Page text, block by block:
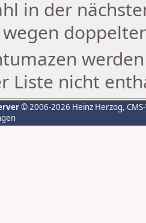
in der
Liste nicht
© 2006-2026 Heinz Herzog,